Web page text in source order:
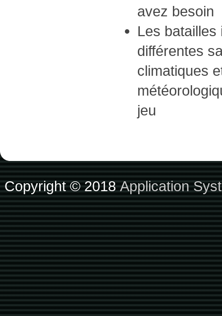
avez besoin
Les batailles
différentes
climatiques
jeu
Copyright © 2018Application